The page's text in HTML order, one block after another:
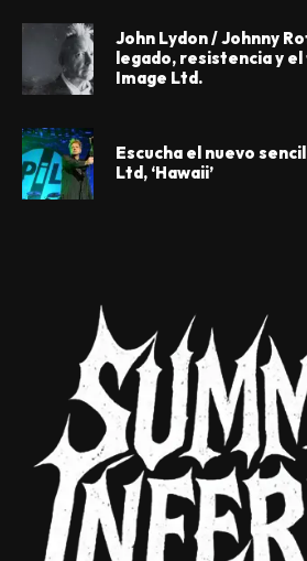
John Lydon / Johnny
legado, resistencia y
Image Ltd.
Escucha el nuevo
Ltd, ‘Hawaii’